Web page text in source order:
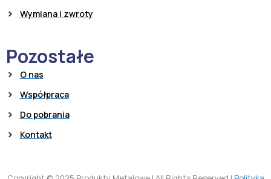
Wymiana i zwroty
Pozostałe
O nas
Współpraca
Do pobrania
Kontakt